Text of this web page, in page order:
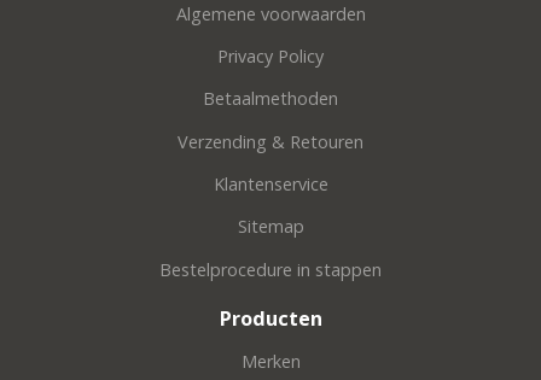
Algemene voorwaarden
Privacy Policy
Betaalmethoden
Verzending & Retouren
Klantenservice
Sitemap
Bestelprocedure in stappen
Producten
Merken